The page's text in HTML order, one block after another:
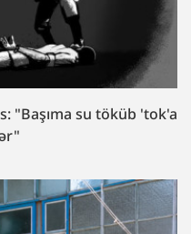
"Başıma su töküb 'tok'a